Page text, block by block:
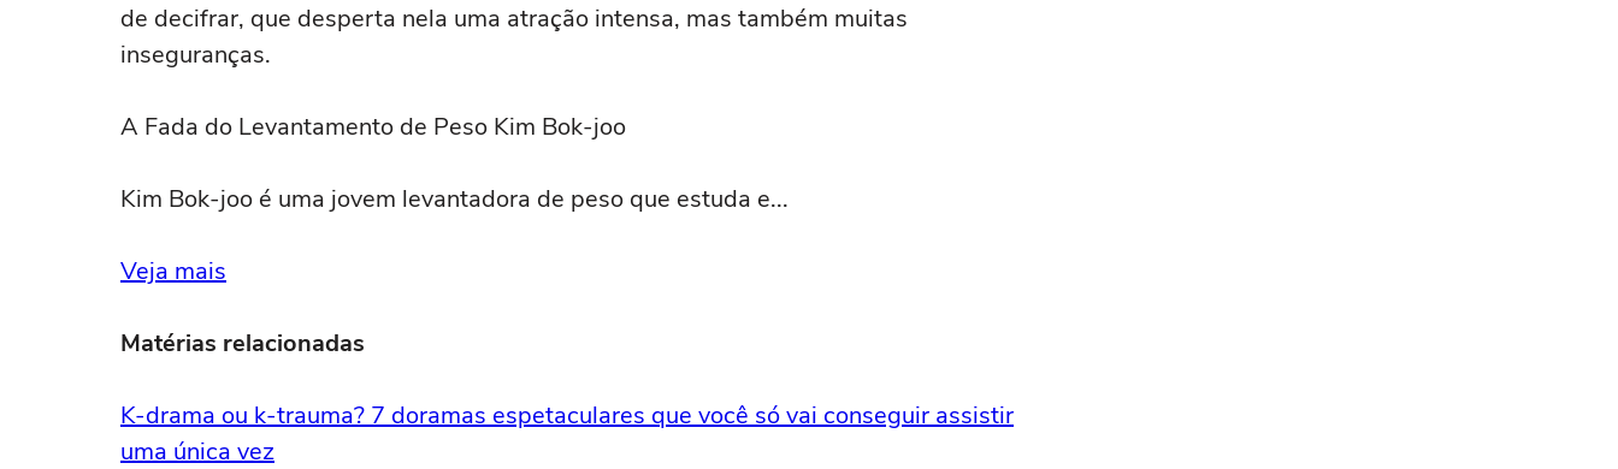
de decifrar, que desperta nela uma atração intensa, mas também muitas
inseguranças.
A Fada do Levantamento de Peso Kim Bok-joo
Kim Bok-joo é uma jovem levantadora de peso que estuda e...
Veja mais
Matérias relacionadas
K-drama ou k-trauma? 7 doramas espetaculares que você só vai conseguir assistir
uma única vez